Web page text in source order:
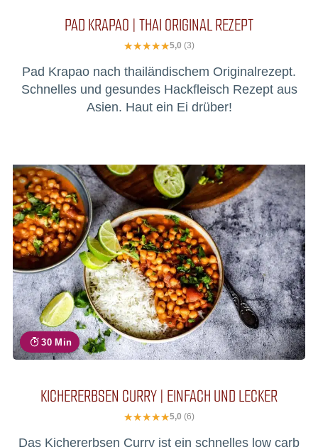
PAD KRAPAO | THAI ORIGINAL REZEPT
5,0 (3)
Pad Krapao nach thailändischem Originalrezept.
Schnelles und gesundes Hackfleisch Rezept aus
Asien. Haut ein Ei drüber!
30 Min
KICHERERBSEN CURRY | EINFACH UND LECKER
5,0 (6)
Das Kichererbsen Curry ist ein schnelles low carb